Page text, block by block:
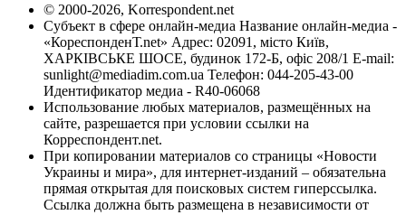
© 2000-2026, Korrespondent.net
Субъект в сфере онлайн-медиа Название онлайн-медиа -
«КореспонденТ.net» Адрес: 02091, місто Київ,
ХАРКІВСЬКЕ ШОСЕ, будинок 172-Б, офіс 208/1 E-mail:
sunlight@mediadim.com.ua Телефон: 044-205-43-00
Идентификатор медиа - R40-06068
Использование любых материалов, размещённых на
сайте, разрешается при условии ссылки на
Корреспондент.net.
При копировании материалов со страницы «Новости
Украины и мира», для интернет-изданий – обязательна
прямая открытая для поисковых систем гиперссылка.
Ссылка должна быть размещена в независимости от